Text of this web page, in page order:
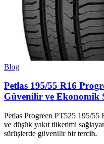
Blog
Petlas 195/55 R16
Güvenilir ve Ekonomik
Petlas Progreen PT525 195/
ve düşük yakıt tüketimi
sürüşlerde güvenilir bir tercih.